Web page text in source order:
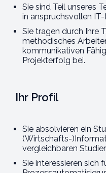
Sie sind Teil unseres
in anspruchsvollen IT-
Sie tragen durch Ihre
methodisches
kommunikativen
Projekterfolg bei.
Ihr Profil
Sie absolvieren ein
(Wirtschafts-
vergleichbaren
Sie interessieren sich